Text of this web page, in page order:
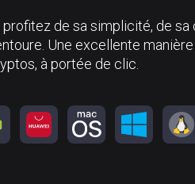
de sa simplicité, de
Une excellente
à portée de clic.